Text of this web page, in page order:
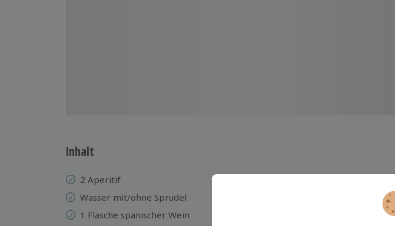
Inhalt
2 Aperitif
Wasser mit/ohne Sprudel
1 Flasche spanischer Wein